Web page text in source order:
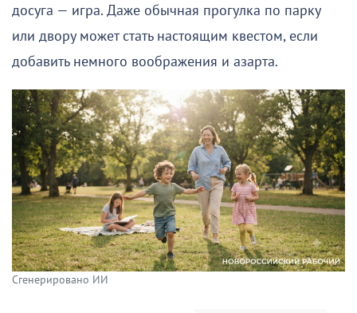
досуга — игра. Даже обычная прогулка по парку
или двору может стать настоящим квестом, если
добавить немного воображения и азарта.
Сгенерировано ИИ